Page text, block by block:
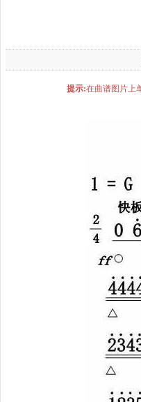
提示:在曲谱图片上